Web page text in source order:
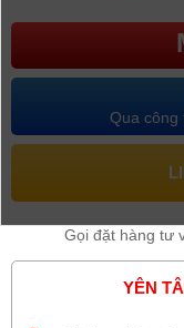
Qua công
Gọi đặt hàng tư
YÊN